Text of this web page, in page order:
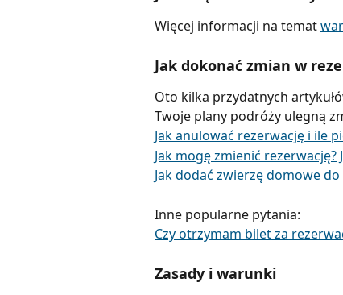
Więcej informacji na temat
Jak dokonać zmian w
Oto kilka przydatnych
Twoje plany podróży ulegną
Jak anulować rezerwację i ile
Jak mogę zmienić rezerwację?
Jak dodać zwierzę domowe
Inne popularne pytania:
Czy otrzymam bilet za
Zasady i warunki